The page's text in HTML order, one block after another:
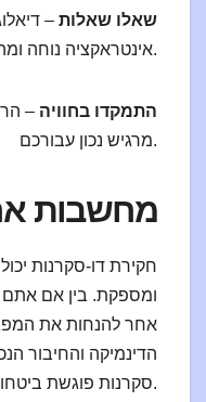
שאלו שאלות –
אינטראקציה נוחה ומהנה יותר.
התמקדו בחוויה –
מרגיש נכון עבורכם.
מחשבות
חקירת דו-סקרנות
ומספקת. בין אם אתם
אחר להנחות את
הדינמיקה והחיבור
סקרנות פוגשת ביטחון.